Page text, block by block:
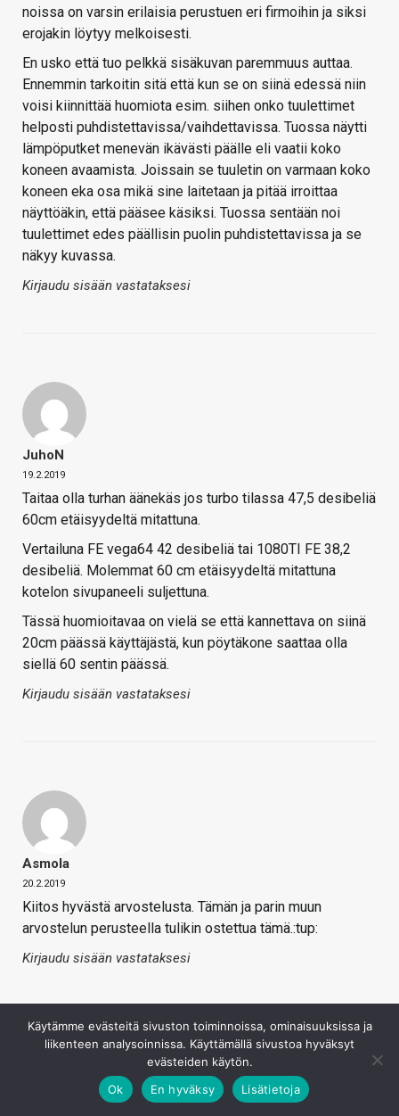
noissa on varsin erilaisia perustuen eri firmoihin ja siksi
erojakin löytyy melkoisesti.
En usko että tuo pelkkä sisäkuvan paremmuus auttaa.
Ennemmin tarkoitin sitä että kun se on siinä edessä niin
voisi kiinnittää huomiota esim. siihen onko tuulettimet
helposti puhdistettavissa/vaihdettavissa. Tuossa näytti
lämpöputket menevän ikävästi päälle eli vaatii koko
koneen avaamista. Joissain se tuuletin on varmaan koko
koneen eka osa mikä sine laitetaan ja pitää irroittaa
näyttöäkin, että pääsee käsiksi. Tuossa sentään noi
tuulettimet edes päällisin puolin puhdistettavissa ja se
näkyy kuvassa.
Kirjaudu sisään vastataksesi
JuhoN
19.2.2019
Taitaa olla turhan äänekäs jos turbo tilassa 47,5 desibeliä
60cm etäisyydeltä mitattuna.
Vertailuna FE vega64 42 desibeliä tai 1080TI FE 38,2
desibeliä. Molemmat 60 cm etäisyydeltä mitattuna
kotelon sivupaneeli suljettuna.
Tässä huomioitavaa on vielä se että kannettava on siinä
20cm päässä käyttäjästä, kun pöytäkone saattaa olla
siellä 60 sentin päässä.
Kirjaudu sisään vastataksesi
Asmola
20.2.2019
Kiitos hyvästä arvostelusta. Tämän ja parin muun
arvostelun perusteella tulikin ostettua tämä.:tup:
Kirjaudu sisään vastataksesi
Käytämme evästeitä sivuston toiminnoissa, ominaisuuksissa ja
liikenteen analysoinnissa. Käyttämällä sivustoa hyväksyt
evästeiden käytön.
Ok
En hyväksy Lisätietoja